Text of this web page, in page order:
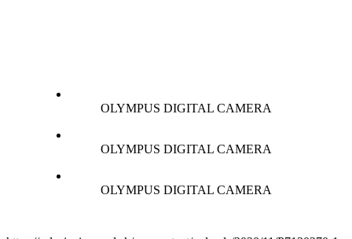
OLYMPUS DIGITAL CAMERA
OLYMPUS DIGITAL CAMERA
OLYMPUS DIGITAL CAMERA